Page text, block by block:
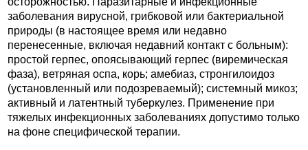
заболевания вирусной, грибковой или бактериальной
природы (в настоящее время или недавно
перенесенные, включая недавний контакт с больным):
простой герпес, опоясывающий герпес (виремическая
фаза), ветряная оспа, корь; амебиаз, стронгилоидоз
(установленный или подозреваемый); системный микоз;
активный и латентный туберкулез. Применение при
тяжелых инфекционных заболеваниях допустимо только
на фоне специфической терапии.